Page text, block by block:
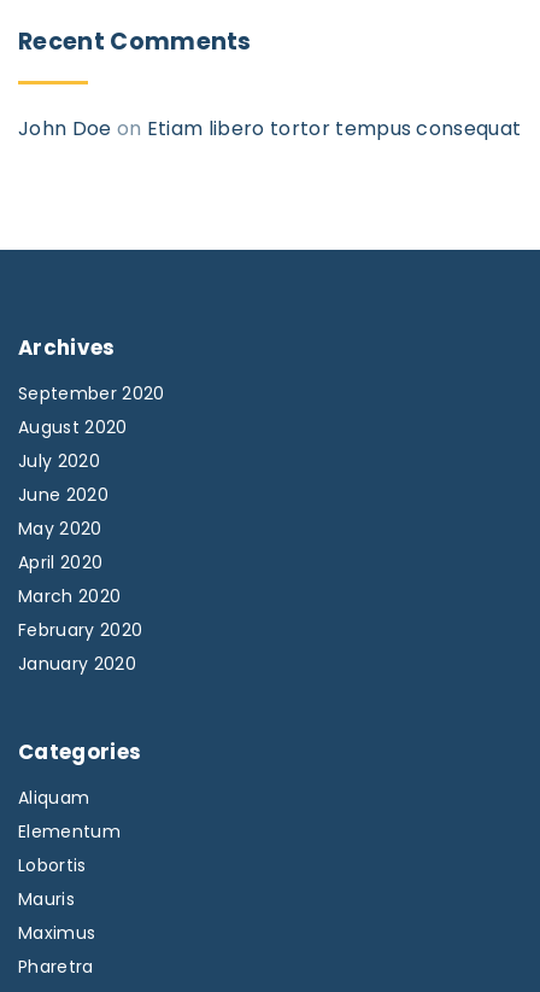
Recent Comments
John Doe on Etiam libero tortor tempus consequat
Archives
September 2020
August 2020
July 2020
June 2020
May 2020
April 2020
March 2020
February 2020
January 2020
Categories
Aliquam
Elementum
Lobortis
Mauris
Maximus
Pharetra